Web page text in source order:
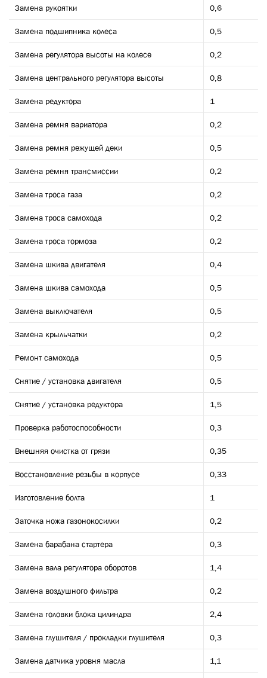
Замена рукоятки 0,6
Замена подшипника колеса 0,5
Замена регулятора высоты на колесе 0,2
Замена центрального регулятора высоты 0,8
Замена редуктора 1
Замена ремня вариатора 0,2
Замена ремня режущей деки 0,5
Замена ремня трансмиссии 0,2
Замена троса газа 0,2
Замена троса самохода 0,2
Замена троса тормоза 0,2
Замена шкива двигателя 0,4
Замена шкива самохода 0,5
Замена выключателя 0,5
Замена крыльчатки 0,2
Ремонт самохода 0,5
Снятие / установка двигателя 0,5
Снятие / установка редуктора 1,5
Проверка работоспособности 0,3
Внешняя очистка от грязи 0,35
Восстановление резьбы в корпусе 0,33
Изготовление болта 1
Заточка ножа газонокосилки 0,2
Замена барабана стартера 0,3
Замена вала регулятора оборотов 1,4
Замена воздушного фильтра 0,2
Замена головки блока цилиндра 2,4
Замена глушителя / прокладки глушителя 0,3
Замена датчика уровня масла 1,1